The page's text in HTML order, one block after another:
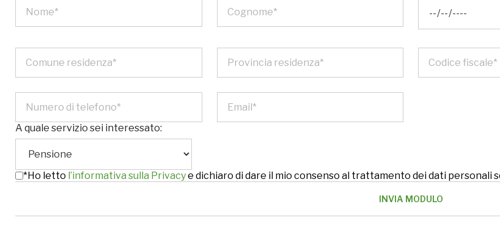
A quale servizio sei interessato:
*Ho letto l’informativa sulla Privacye dichiaro di dare il mio consenso al trattamento dei dati personali